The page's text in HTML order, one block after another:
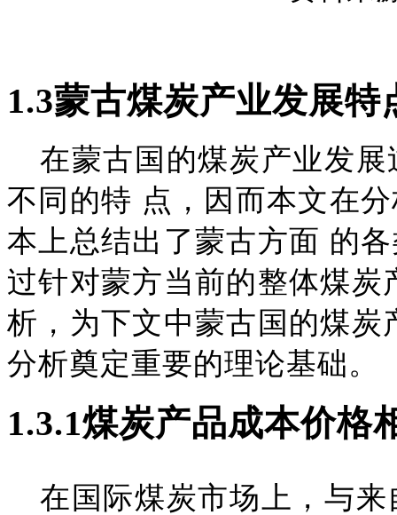
1.3蒙古煤炭产业发展特
在蒙古国的煤炭产业发
不同的特 点，因而本文在
本上总结出了蒙古方面 的
过针对蒙方当前的整体煤炭
析，为下文中蒙古国的煤炭
分析奠定重要的理论基础。
1.3.1煤炭产品成本价格
在国际煤炭市场上，与